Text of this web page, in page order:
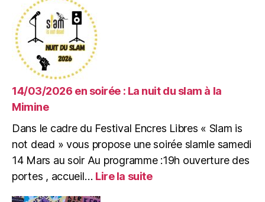
14/03/2026 en soirée : La nuit du slam à la
Mimine
Dans le cadre du Festival Encres Libres « Slam is
not dead » vous propose une soirée slamle samedi
14 Mars au soir Au programme :19h ouverture des
portes , accueil… Lire la suite: